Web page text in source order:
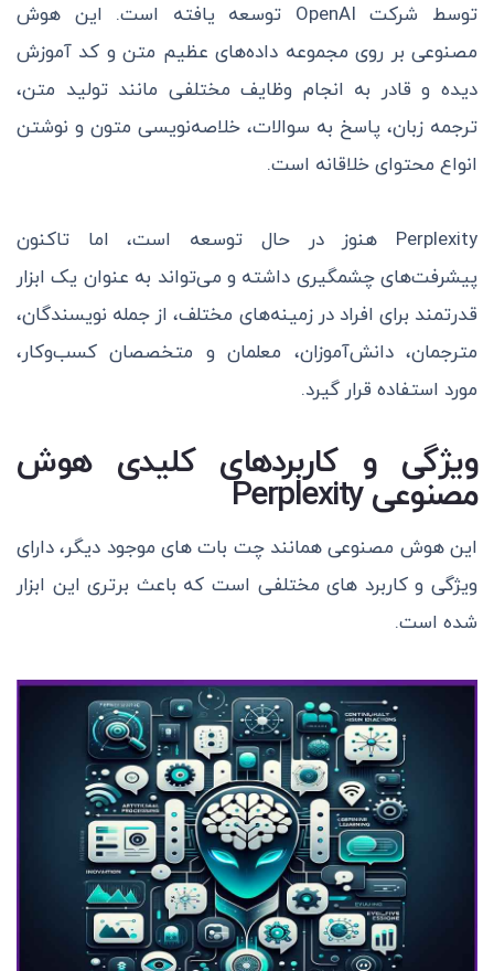
توسط شرکت OpenAI توسعه یافته است. این هوش
مصنوعی بر روی مجموعه داده‌های عظیم متن و کد آموزش
دیده و قادر به انجام وظایف مختلفی مانند تولید متن،
ترجمه زبان، پاسخ به سوالات، خلاصه‌نویسی متون و نوشتن
انواع محتوای خلاقانه است.
Perplexity هنوز در حال توسعه است، اما تاکنون
پیشرفت‌های چشمگیری داشته و می‌تواند به عنوان یک ابزار
قدرتمند برای افراد در زمینه‌های مختلف، از جمله نویسندگان،
مترجمان، دانش‌آموزان، معلمان و متخصصان کسب‌وکار،
مورد استفاده قرار گیرد.
ویژگی و کاربردهای کلیدی هوش
مصنوعی Perplexity
این هوش مصنوعی همانند چت بات های موجود دیگر، دارای
ویژگی و کاربرد های مختلفی است که باعث برتری این ابزار
شده است.